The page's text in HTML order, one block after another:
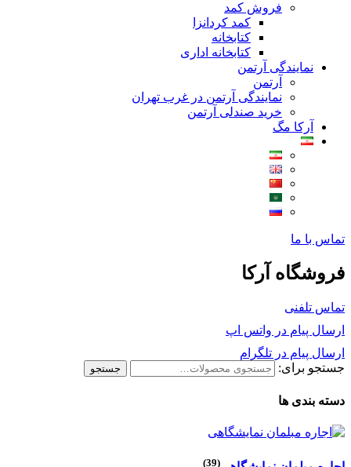
فروش کمد
کمد کردانزا
کتابخانه
کتابخانه اداری
نمایندگی آرتمن
آرتمن
نمایندگی آرتمن در غرب تهران
خرید صندلی آرتمن
آرکا مگ
تماس با ما
فروشگاه آرکا
تماس تلفنی
ارسال پیام در واتس اپ
ارسال پیام در تلگرام
جستجو برای:
جستجو
دسته بندی ها
(39)